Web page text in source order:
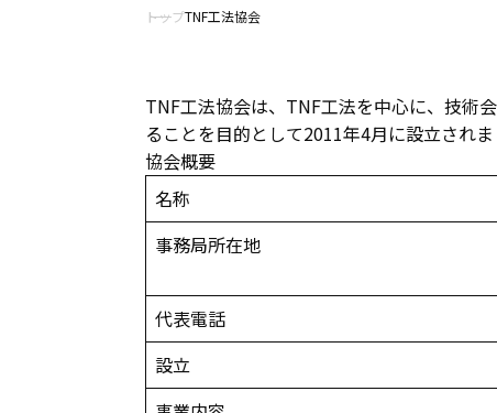
トップTNF工法協会
TNF工法協会は、TNF工法を中心に、技術
ることを目的として2011年4月に設立されま
協会概要
名称
事務局所在地
代表電話
設立